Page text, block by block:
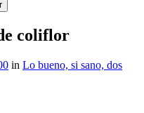
coliflor
in Lo bueno, si sano, dos